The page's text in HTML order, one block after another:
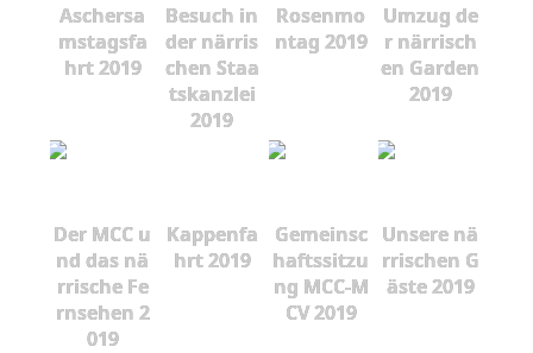
Aschersa
mstagsfa
hrt 2019
Besuch in
der närris
chen Staa
tskanzlei
2019
Rosenmo
ntag 2019
Umzug de
r närrisch
en Garden
2019
Der MCC u
nd das nä
rrische Fe
rnsehen 2
019
Kappenfa
hrt 2019
Gemeinsc
haftssitzu
ng MCC-M
CV 2019
Unsere nä
rrischen G
äste 2019